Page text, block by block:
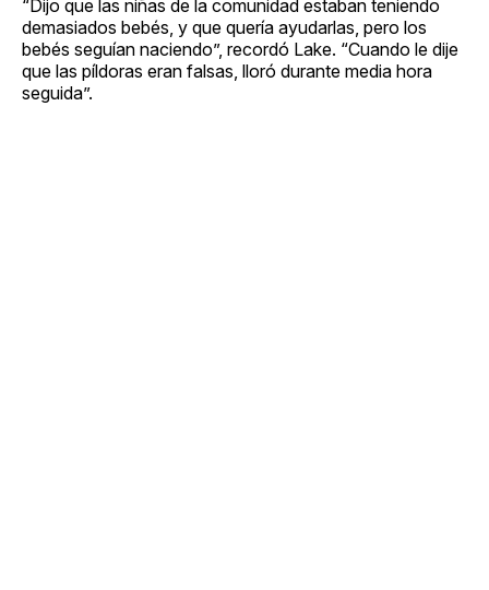
“Dijo que las niñas de la comunidad estaban teniendo
demasiados bebés, y que quería ayudarlas, pero los
bebés seguían naciendo”, recordó Lake. “Cuando le dije
que las píldoras eran falsas, lloró durante media hora
seguida”.